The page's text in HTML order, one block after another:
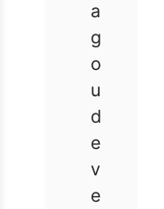
a
g
o
u
d
e
v
e